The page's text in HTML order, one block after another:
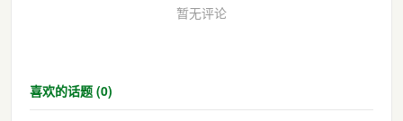
暂无评论
喜欢的话题 (0)